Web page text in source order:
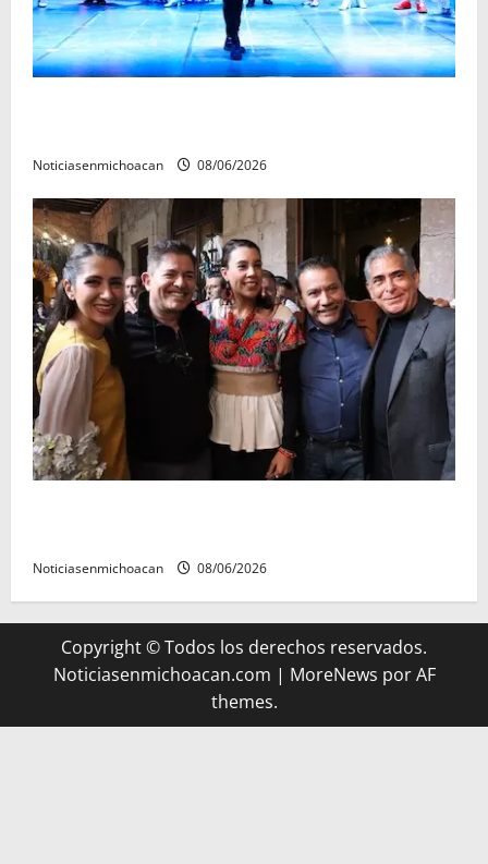
Noticiasenmichoacan 08/06/2026
Noticiasenmichoacan 08/06/2026
Copyright © Todos los derechos reservados.
Noticiasenmichoacan.com | MoreNews por AF
themes.